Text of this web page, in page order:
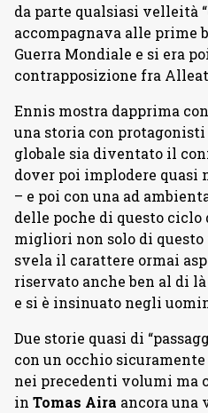
da parte qualsiasi velleità
accompagnava alle prime
Guerra Mondiale e si era
contrapposizione fra
Ennis mostra dapprima
una storia con
globale sia diventato il
dover poi implodere quasi
– e poi con una ad
delle poche di questo ciclo
migliori non solo di
svela il carattere ormai
riservato anche ben al di
e si è insinuato negli
Due storie quasi di
con un occhio
nei precedenti volumi ma
in Tomas Aira ancora una